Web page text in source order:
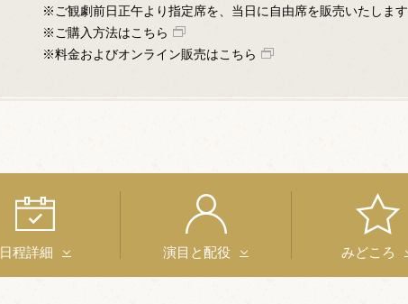
※ご観劇前日正午より指定席を、当日に自由席を販売いたします
※ご購入方法はこちら
※料金およびオンライン販売はこちら
日程詳細 演目と配役 みどころ